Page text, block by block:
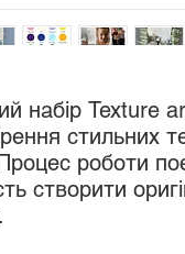
набір Texture
стильних
роботи
створити